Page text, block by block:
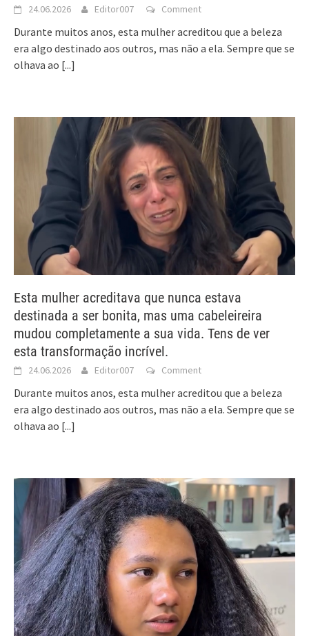
24.06.2026 Editor007 Comment
Durante muitos anos, esta mulher acreditou que a beleza
era algo destinado aos outros, mas não a ela. Sempre que se
olhava ao [...]
Esta mulher acreditava que nunca estava
destinada a ser bonita, mas uma cabeleireira
mudou completamente a sua vida. Tens de ver
esta transformação incrível.
24.06.2026 Editor007 Comment
Durante muitos anos, esta mulher acreditou que a beleza
era algo destinado aos outros, mas não a ela. Sempre que se
olhava ao [...]